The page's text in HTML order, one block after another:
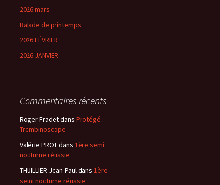
2026 mars
Balade de printemps
2026 FÉVRIER
2026 JANVIER
Commentaires récents
Roger Fradetdans Protégé :
Trombinoscope
Valérie PROTdans 1ère semi
nocturne réussie
THUILLIER Jean-Pauldans 1ère
semi nocturne réussie